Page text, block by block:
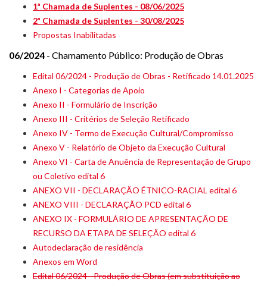
1ª Chamada de Suplentes - 08/06/2025
2ª Chamada de Suplentes - 30/08/2025
Propostas Inabilitadas
06/2024 - Chamamento Público: Produção de Obras
Edital 06/2024 - Produção de Obras - Retificado 14.01.2025
Anexo I - Categorias de Apoio
Anexo II - Formulário de Inscrição
Anexo III - Critérios de Seleção Retificado
Anexo IV - Termo de Execução Cultural/Compromisso
Anexo V - Relatório de Objeto da Execução Cultural
Anexo VI - Carta de Anuência de Representação de Grupo
ou Coletivo edital 6
ANEXO VII - DECLARAÇÃO ÉTNICO-RACIAL edital 6
ANEXO VIII - DECLARAÇÃO PCD edital 6
ANEXO IX - FORMULÁRIO DE APRESENTAÇÃO DE
RECURSO DA ETAPA DE SELEÇÃO edital 6
Autodeclaração de residência
Anexos em Word
Edital 06/2024 - Produção de Obras (em substituição ao